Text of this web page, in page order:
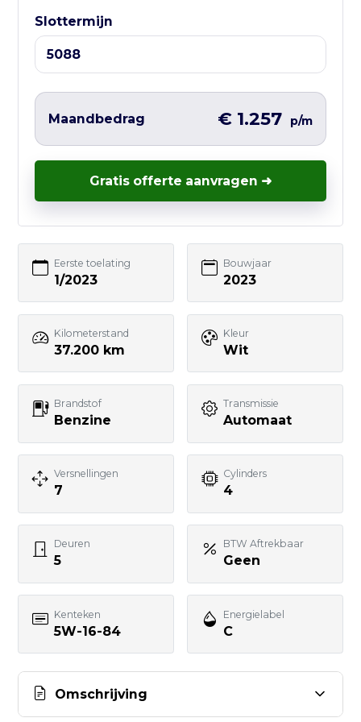
Ma t/m Vr — 10:00 tot 17:00
Liever direct contact?
je op – vaak nog dezelfde werkdag.
E-mailadres
Slottermijn
Maandbedrag € 1.257 p/m
Gratis offerte aanvragen ➜
Eerste toelating
1/2023
Bouwjaar
2023
Kilometerstand
37.200 km
Kleur
Wit
Brandstof
Benzine
Transmissie
Automaat
Versnellingen
7
Cylinders
4
Deuren
5
BTW Aftrekbaar
Geen
Kenteken
5W-16-84
Energielabel
C
Omschrijving